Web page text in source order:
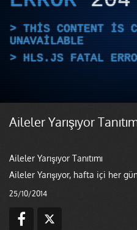
THIS CONTENT IS
UNAVAILABLE
HLS.JS FATAL
Aileler Yarışıyor
Aileler Yarışıyor Tanıtımı
Aileler Yarışıyor, hafta içi her
25/10/2014